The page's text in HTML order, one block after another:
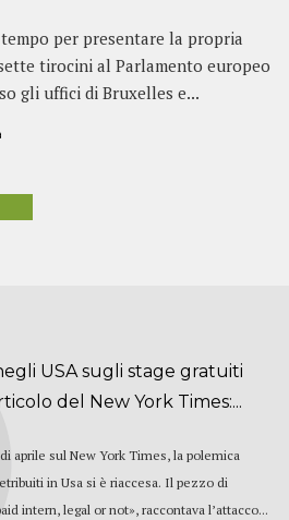
per presentare la propria
tirocini al Parlamento europeo
gli uffici di Bruxelles e...
USA sugli stage gratuiti
del New York Times:...
aprile sul New York Times, la polemica
in Usa si è riaccesa. Il pezzo di
intern, legal or not», raccontava l’attacco...